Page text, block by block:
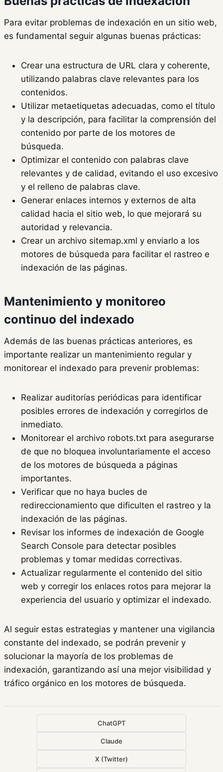
Para evitar problemas de indexación en un sitio web,
es fundamental seguir algunas buenas prácticas:
Crear una estructura de URL clara y coherente,
utilizando palabras clave relevantes para los
contenidos.
Utilizar metaetiquetas adecuadas, como el título
y la descripción, para facilitar la comprensión del
contenido por parte de los motores de
búsqueda.
Optimizar el contenido con palabras clave
relevantes y de calidad, evitando el uso excesivo
y el relleno de palabras clave.
Generar enlaces internos y externos de alta
calidad hacia el sitio web, lo que mejorará su
autoridad y relevancia.
Crear un archivo sitemap.xml y enviarlo a los
motores de búsqueda para facilitar el rastreo e
indexación de las páginas.
Mantenimiento y monitoreo
continuo del indexado
Además de las buenas prácticas anteriores, es
importante realizar un mantenimiento regular y
monitorear el indexado para prevenir problemas:
Realizar auditorías periódicas para identificar
posibles errores de indexación y corregirlos de
inmediato.
Monitorear el archivo robots.txt para asegurarse
de que no bloquea involuntariamente el acceso
de los motores de búsqueda a páginas
importantes.
Verificar que no haya bucles de
redireccionamiento que dificulten el rastreo y la
indexación de las páginas.
Revisar los informes de indexación de Google
Search Console para detectar posibles
problemas y tomar medidas correctivas.
Actualizar regularmente el contenido del sitio
web y corregir los enlaces rotos para mejorar la
experiencia del usuario y optimizar el indexado.
Al seguir estas estrategias y mantener una vigilancia
constante del indexado, se podrán prevenir y
solucionar la mayoría de los problemas de
indexación, garantizando así una mejor visibilidad y
tráfico orgánico en los motores de búsqueda.
ChatGPT
Claude
X (Twitter)